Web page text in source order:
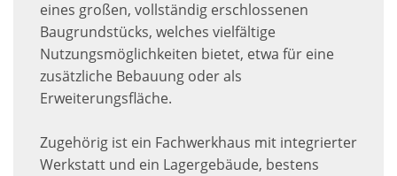
eines großen, vollständig erschlossenen
Baugrundstücks, welches vielfältige
Nutzungsmöglichkeiten bietet, etwa für eine
zusätzliche Bebauung oder als
Erweiterungsfläche.
Zugehörig ist ein Fachwerkhaus mit integrierter
Werkstatt und ein Lagergebäude, bestens